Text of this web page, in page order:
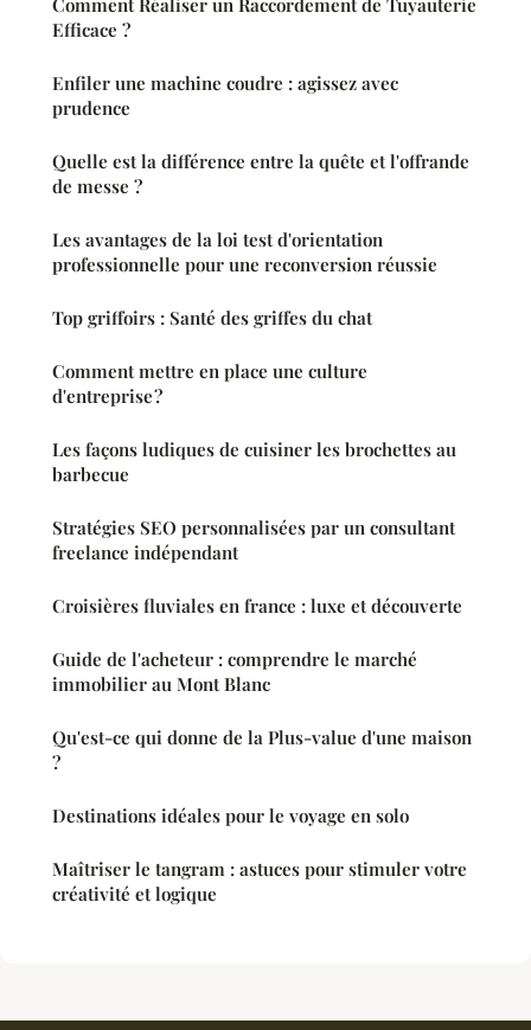
Efficace ?
Enfiler une machine coudre : agissez avec
prudence
Quelle est la différence entre la quête et l'offrande
de messe ?
Les avantages de la loi test d'orientation
professionnelle pour une reconversion réussie
Top griffoirs : Santé des griffes du chat
Comment mettre en place une culture
d'entreprise ?
Les façons ludiques de cuisiner les brochettes au
barbecue
Stratégies SEO personnalisées par un consultant
freelance indépendant
Croisières fluviales en france : luxe et découverte
Guide de l'acheteur : comprendre le marché
immobilier au Mont Blanc
Qu'est-ce qui donne de la Plus-value d'une maison
?
Destinations idéales pour le voyage en solo
Maîtriser le tangram : astuces pour stimuler votre
créativité et logique